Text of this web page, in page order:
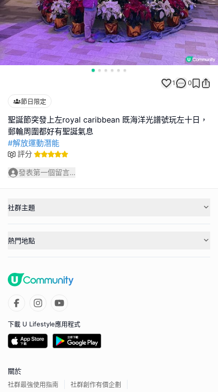
1 0
節日限定
聖誕節突發上左royal caribbean 既海洋光譜號玩左十日，
#解放運動潛能
評分
發表第一個留言...
社群主題
熱門地點
下載 U Lifestyle應用程式
關於
社群最強使用指南 社群創作有價企劃